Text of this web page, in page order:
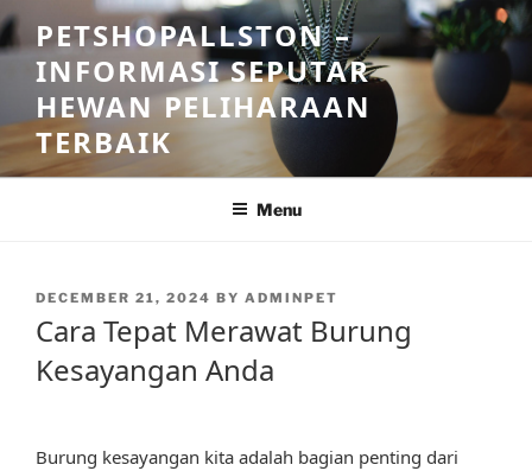
Skip
to
content
PETSHOPALLSTON –
INFORMASI SEPUTAR
HEWAN PELIHARAAN
TERBAIK
Menu
POSTED
DECEMBER 21, 2024 BY ADMINPET
Cara Tepat Merawat Burung
Kesayangan Anda
Burung kesayangan kita adalah bagian penting dari